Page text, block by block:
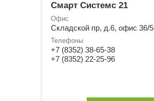
Смарт Системс 21
Офис
Складской пр, д.6, офис 36/5
Телефоны
+7 (8352) 38-65-38
+7 (8352) 22-25-96